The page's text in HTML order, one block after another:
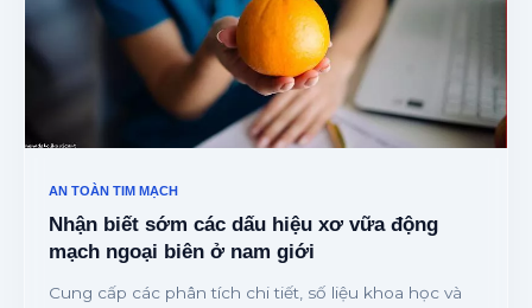
AN TOÀN TIM MẠCH
Nhận biết sớm các dấu hiệu xơ vữa động
mạch ngoại biên ở nam giới
Cung cấp các phân tích chi tiết, số liệu khoa học và